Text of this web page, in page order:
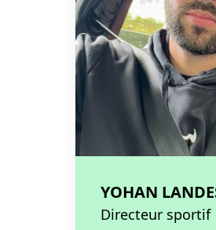
YOHAN
Directeur sportif